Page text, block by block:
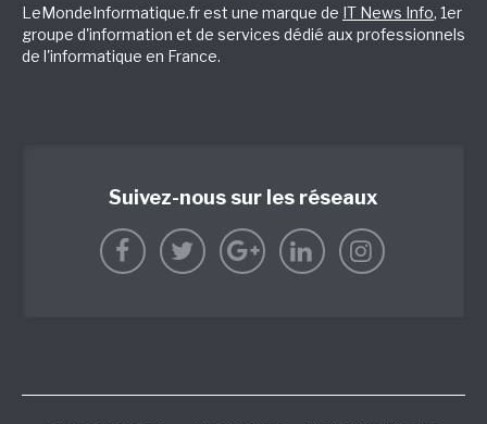
LeMondeInformatique.fr est une marque de IT News Info, 1er
groupe d'information et de services dédié aux professionnels
de l'informatique en France.
Suivez-nous sur les réseaux